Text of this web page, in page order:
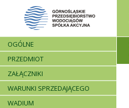
OGÓLNE
PRZEDMIOT
ZAŁĄCZNIKI
WARUNKI SPRZEDAJĄCEGO
WADIUM